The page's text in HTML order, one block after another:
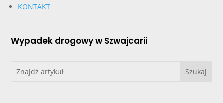
KONTAKT
Wypadek drogowy w Szwajcarii